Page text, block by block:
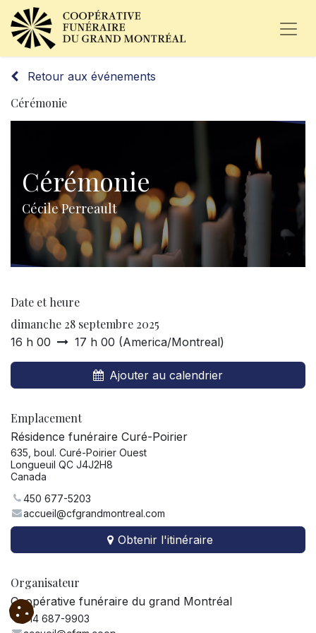
Retour aux événements
Cérémonie
Cérémonie
Cécile Perreault
Date et heure
dimanche 28 septembre 2025
16 h 00 17 h 00 (America/Montreal)
Ajouter au calendrier
Emplacement
Résidence funéraire Curé-Poirier
635, boul. Curé-Poirier Ouest
Longueuil QC J4J2H8
Canada
450 677-5203
accueil@cfgrandmontreal.com
Obtenir l'itinéraire
Organisateur
Coopérative funéraire du grand Montréal
514 687-9903